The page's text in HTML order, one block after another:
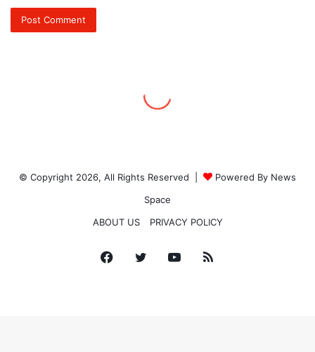
© Copyright 2026, All Rights Reserved |
Powered By News
Space
ABOUT US
PRIVACY POLICY
Facebook
TwitterYouTube
RSS